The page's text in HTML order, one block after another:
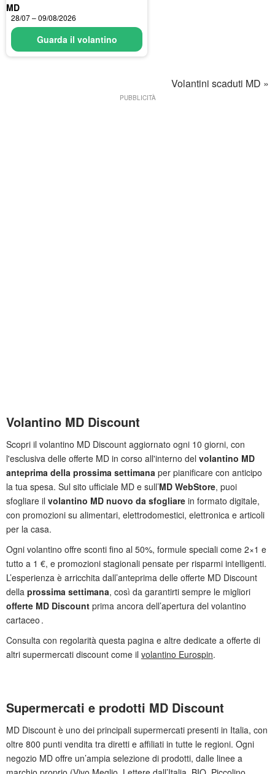
MD
28/07 – 09/08/2026
Guarda il volantino
Volantini scaduti MD »
PUBBLICITÀ
Volantino MD Discount
Scopri il volantino MD Discount aggiornato ogni 10 giorni, con
l'esclusiva delle offerte MD in corso all'interno del volantino MD
anteprima della prossima settimana per pianificare con anticipo
la tua spesa. Sul sito ufficiale MD e sull’MD WebStore, puoi
sfogliare il volantino MD nuovo da sfogliare in formato digitale,
con promozioni su alimentari, elettrodomestici, elettronica e articoli
per la casa.
Ogni volantino offre sconti fino al 50%, formule speciali come 2×1 e
tutto a 1 €, e promozioni stagionali pensate per risparmi intelligenti.
L’esperienza è arricchita dall’anteprima delle offerte MD Discount
della prossima settimana, così da garantirti sempre le migliori
offerte MD Discount prima ancora dell’apertura del volantino
cartaceo .
Consulta con regolarità questa pagina e altre dedicate a offerte di
altri supermercati discount come il volantino Eurospin.
Supermercati e prodotti MD Discount
MD Discount è uno dei principali supermercati presenti in Italia, con
oltre 800 punti vendita tra diretti e affiliati in tutte le regioni. Ogni
negozio MD offre un’ampia selezione di prodotti, dalle linee a